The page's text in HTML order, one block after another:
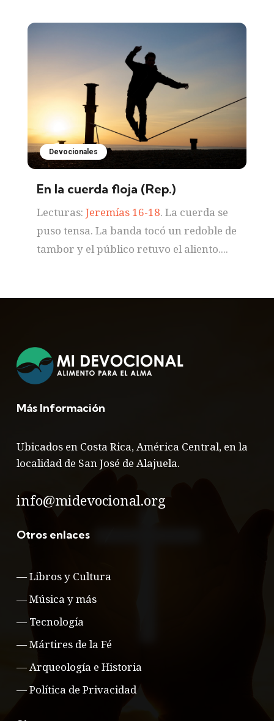
Devocionales
En la cuerda floja (Rep.)
Lecturas: Jeremías 16-18. La cuerda se
puso tensa. La banda tocó un redoble de
tambor y el público retuvo el aliento....
Más Información
Ubicados en Costa Rica, América Central, en la
localidad de San José de Alajuela.
info@midevocional.org
Otros enlaces
—Libros y Cultura
—Música y más
— Tecnología
—Mártires de la Fé
—Arqueología e Historia
—Política de Privacidad